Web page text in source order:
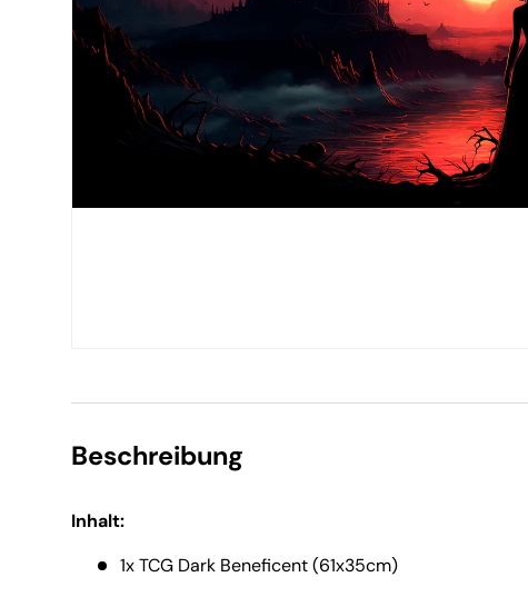
Beschreibung
Inhalt:
1x TCG Dark Beneficent (61x35cm)